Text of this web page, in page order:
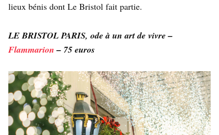
lieux bénis dont Le Bristol fait partie.
LE BRISTOL PARIS, ode à un art de vivre –
Flammarion – 75 euros